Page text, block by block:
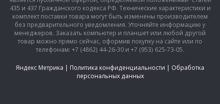
435 и 437 Гражданского кодекса РФ. Технические характеристики и
комплект поставки товара могут быть изменены производителем
без предварительного уведомления. Уточняйте информацию у
менеджеров. Заказать компьютер и планшет или любой другой
товар можно прямо сейчас, оформив покупку на сайте или по
телефонам: +7 (4862) 44-26-30 и +7 (953) 625-73-05.
Яндекс Метрика | Политика конфиденциальности | Обработка
персональных данных